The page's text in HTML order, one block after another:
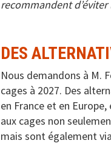
recommandent
DES
Nous demandons à M.
cages à 2027. Des
en France et en
aux cages non
mais sont également